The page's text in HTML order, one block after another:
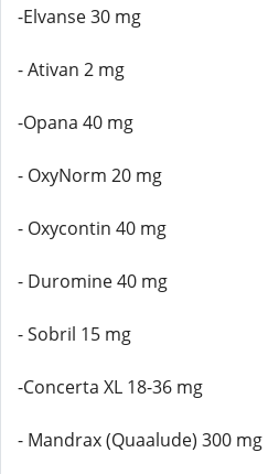
-Elvanse 30 mg
- Ativan 2 mg
-Opana 40 mg
- OxyNorm 20 mg
- Oxycontin 40 mg
- Duromine 40 mg
- Sobril 15 mg
-Concerta XL 18-36 mg
- Mandrax (Quaalude) 300 mg